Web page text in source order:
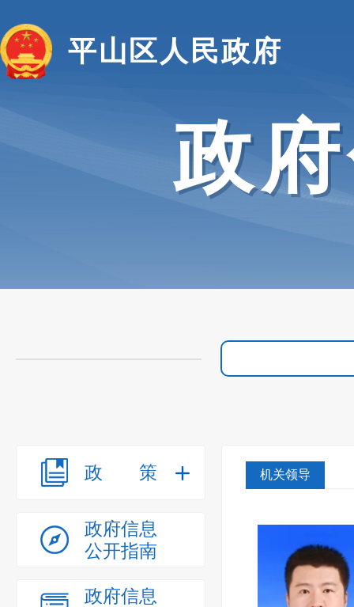
平山区人民政府
政
政策
政府信息
公开指南
政府信息
机关领导